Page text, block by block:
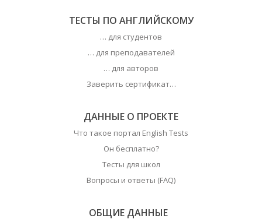
ТЕСТЫ ПО АНГЛИЙСКОМУ
… для студентов
… для преподавателей
… для авторов
Заверить сертификат…
ДАННЫЕ О ПРОЕКТЕ
Что такое портал English Tests
Он бесплатно?
Тесты для школ
Вопросы и ответы (FAQ)
ОБЩИЕ ДАННЫЕ